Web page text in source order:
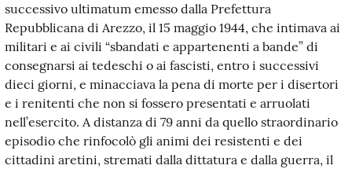
successivo ultimatum emesso dalla Prefettura
Repubblicana di Arezzo, il 15 maggio 1944, che intimava ai
militari e ai civili “sbandati e appartenenti a bande” di
consegnarsi ai tedeschi o ai fascisti, entro i successivi
dieci giorni, e minacciava la pena di morte per i disertori
e i renitenti che non si fossero presentati e arruolati
nell’esercito. A distanza di 79 anni da quello straordinario
episodio che rinfocolò gli animi dei resistenti e dei
cittadini aretini, stremati dalla dittatura e dalla guerra, il